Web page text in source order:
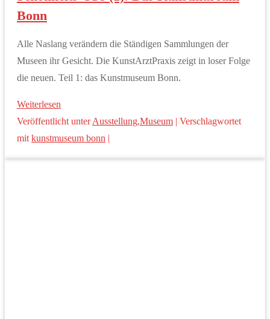
Bonn
Alle Naslang verändern die Ständigen Sammlungen der
Museen ihr Gesicht. Die KunstArztPraxis zeigt in loser Folge
die neuen. Teil 1: das Kunstmuseum Bonn.
Weiterlesen
Veröffentlicht unter Ausstellung,Museum | Verschlagwortet
mit kunstmuseum bonn |